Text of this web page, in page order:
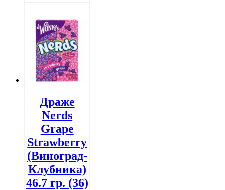
Драже
Nerds
Grape
Strawberry
(Виноград-
Клубника)
46.7 гр. (36)